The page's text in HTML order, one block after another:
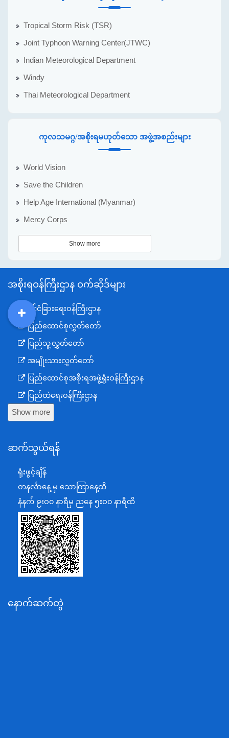
Tropical Storm Risk (TSR)
Joint Typhoon Warning Center(JTWC)
Indian Meteorological Department
Windy
Thai Meteorological Department
ကုလသမဂ္ဂ/အစိုးရမဟုတ်သော အဖွဲ့အစည်းများ
World Vision
Save the Children
Help Age International (Myanmar)
Mercy Corps
Show more
အစိုးရဝန်ကြီးဌာန ဝက်ဆိုဒ်များ
နိုင်ငံခြားရေးဝန်ကြီးဌာန
ပြည်ထောင်စုလွှတ်တော်
ပြည်သူ့လွှတ်တော်
အမျိုးသားလွှတ်တော်
ပြည်ထောင်စုအစိုးရအဖွဲ့ရုံးဝန်ကြီးဌာန
ပြည်ထဲရေးဝန်ကြီးဌာန
ကာကွယ်ရေးဝန်ကြီးဌာန
စီမံကိန်း၊ဘဏ္ဍာရေးနှင့်စက်မှုဝန်ကြီးဌာန
ရင်းနှီးမြှုပ်နှံမှုနှင့် နိုင်ငံခြားစီးပွားဆက်သွယ်ရေးဝန်ကြီးဌာန
အပြည်ပြည်ဆိုင်ရာပူးပေါင်းဆောင်ရွက်ရေးဝန်ကြီးဌာန
ပြန်ကြားရေးဝန်ကြီးဌာန
သာသနာရေးနှင့် ယဉ်ကျေးမှုဝန်ကြီးဌာန
စိုက်ပျိုးရေး၊မွေးမြူရေးနှင့်ဆည်မြောင်းဝန်ကြီးဌာန
ပို့ဆောင်ရေးနှင့်ဆက်သွယ်ရေးဝန်ကြီးဌာန
သယံဇာတနှင့်ပတ်ဝန်းကျင်ထိန်းသိမ်းရေးဝန်ကြီးဌာန
အလုပ်သမား၊လူဝင်မှုကြီးကြပ်ရေးနှင့်ပြည်သူ့အင်အား
Show more
ဆက်သွယ်ရန်
ရုံးဖွင့်ချိန်
တနင်္လာနေ့ မှ သောကြာနေ့ထိ
နံနက် ၉းဝ၀ နာရီမှ ညနေ ၅းဝ၀ နာရီထိ
နောက်ဆက်တွဲ